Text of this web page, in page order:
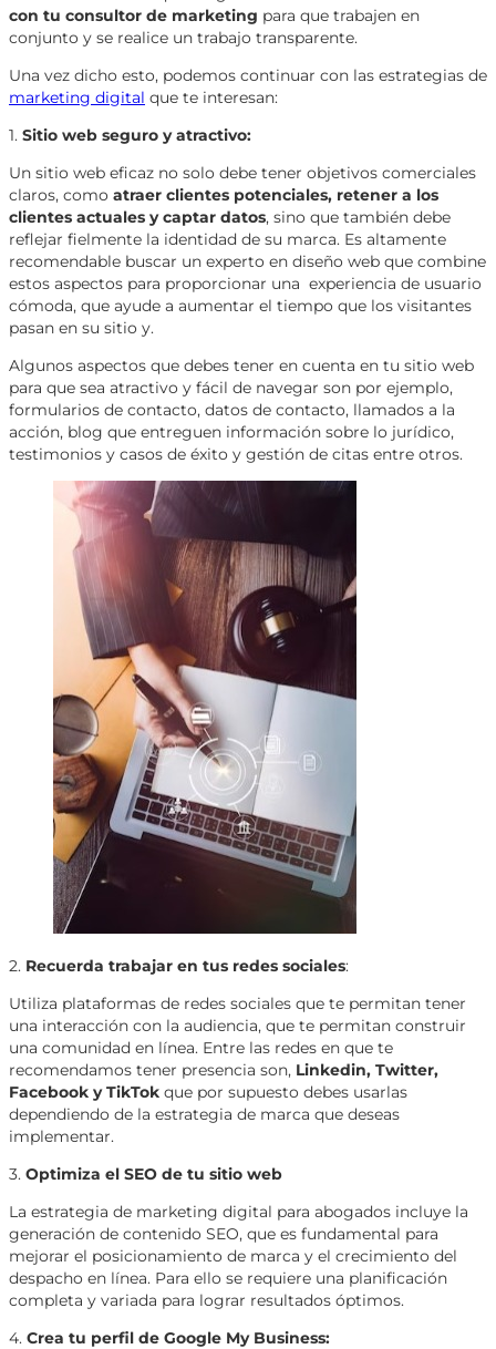
con tu consultor de marketing para que trabajen en
conjunto y se realice un trabajo transparente.
Una vez dicho esto, podemos continuar con las estrategias de
marketing digital que te interesan:
1. Sitio web seguro y atractivo:
Un sitio web eficaz no solo debe tener objetivos comerciales
claros, como atraer clientes potenciales, retener a los
clientes actuales y captar datos, sino que también debe
reflejar fielmente la identidad de su marca. Es altamente
recomendable buscar un experto en diseño web que combine
estos aspectos para proporcionar una experiencia de usuario
cómoda, que ayude a aumentar el tiempo que los visitantes
pasan en su sitio y.
Algunos aspectos que debes tener en cuenta en tu sitio web
para que sea atractivo y fácil de navegar son por ejemplo,
formularios de contacto, datos de contacto, llamados a la
acción, blog que entreguen información sobre lo jurídico,
testimonios y casos de éxito y gestión de citas entre otros.
2. Recuerda trabajar en tus redes sociales:
Utiliza plataformas de redes sociales que te permitan tener
una interacción con la audiencia, que te permitan construir
una comunidad en línea. Entre las redes en que te
recomendamos tener presencia son, Linkedin, Twitter,
Facebook y TikTok que por supuesto debes usarlas
dependiendo de la estrategia de marca que deseas
implementar.
3. Optimiza el SEO de tu sitio web
La estrategia de marketing digital para abogados incluye la
generación de contenido SEO, que es fundamental para
mejorar el posicionamiento de marca y el crecimiento del
despacho en línea. Para ello se requiere una planificación
completa y variada para lograr resultados óptimos.
4. Crea tu perfil de Google My Business: